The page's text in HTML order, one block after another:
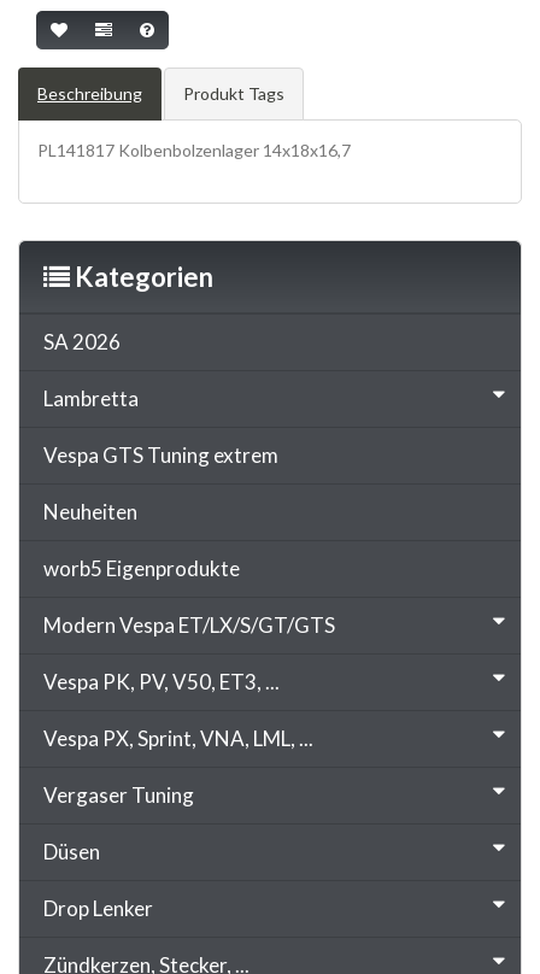
Beschreibung Produkt Tags
PL141817 Kolbenbolzenlager 14x18x16,7
Kategorien
SA 2026
Lambretta
Vespa GTS Tuning extrem
Neuheiten
worb5 Eigenprodukte
Modern Vespa ET/LX/S/GT/GTS
Vespa PK, PV, V50, ET3, ...
Vespa PX, Sprint, VNA, LML, ...
Vergaser Tuning
Düsen
Drop Lenker
Zündkerzen, Stecker, ...